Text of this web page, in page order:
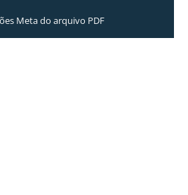
Meta do arquivo PDF